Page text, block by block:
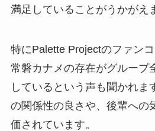
満足していることがうかがえ
特にPalette Projectのファンコ
常磐カナメの存在がグループ
しているという声も聞かれま
の関係性の良さや、後輩への
価されています。